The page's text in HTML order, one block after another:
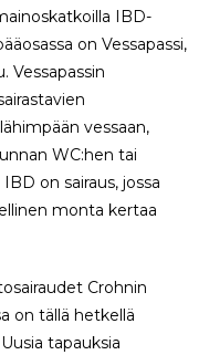
IBD-
on Vessapassi,
Vessapassin
vessaan,
WC:hen tai
on sairaus, jossa
monta kertaa
Crohnin
on tällä hetkellä
tapauksia